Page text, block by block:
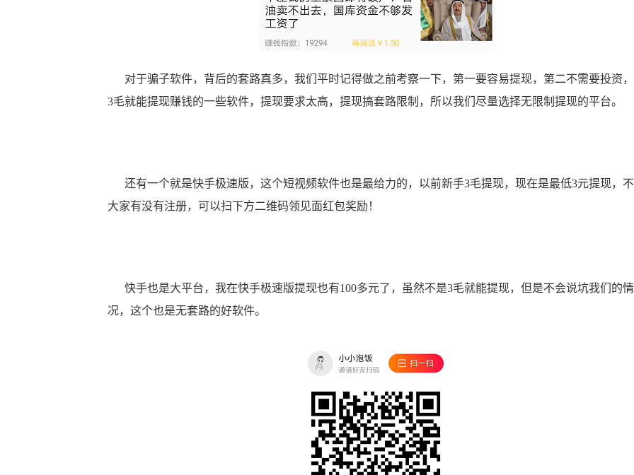
对于骗子软件，背后的套路真多，我们平时记得做之前考察一下，第一要容易提现，第二不需要投资
3毛就能提现赚钱的一些软件，提现要求太高，提现搞套路限制，所以我们尽量选择无限制提现的平台。
还有一个就是快手极速版，这个短视频软件也是最给力的，以前新手3毛提现，现在是最低3元提现，
大家有没有注册，可以扫下方二维码领见面红包奖励！
快手也是大平台，我在快手极速版提现也有100多元了，虽然不是3毛就能提现，但是不会说坑我们的情
况，这个也是无套路的好软件。